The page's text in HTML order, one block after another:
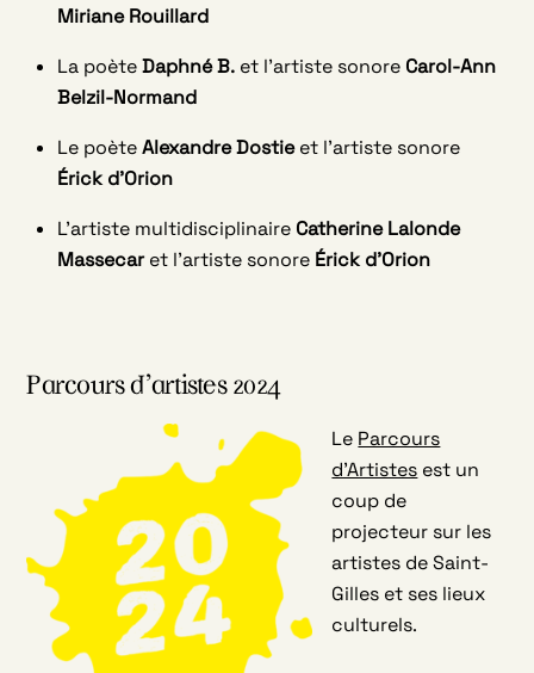
Miriane Rouillard
La poèteDaphné B. et l’artiste sonore Carol-Ann
Belzil-Normand
Le poèteAlexandre Dostieet l’artiste sonore
Érick d’Orion
L’artiste multidisciplinaire Catherine Lalonde
Massecaret l’artiste sonore Érick d’Orion
Parcours d’artistes 2024
Le Parcours
d’Artistes est un
coup de
projecteur sur les
artistes de Saint-
Gilles et ses lieux
culturels.